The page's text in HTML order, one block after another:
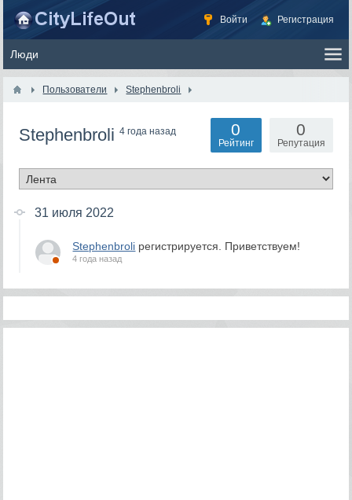
Войти Регистрация
Пользователи Stephenbroli
Stephenbroli4 года назад 0
Репутация
0
Рейтинг
31 июля 2022
Stephenbroli регистрируется. Приветствуем!
4 года назад